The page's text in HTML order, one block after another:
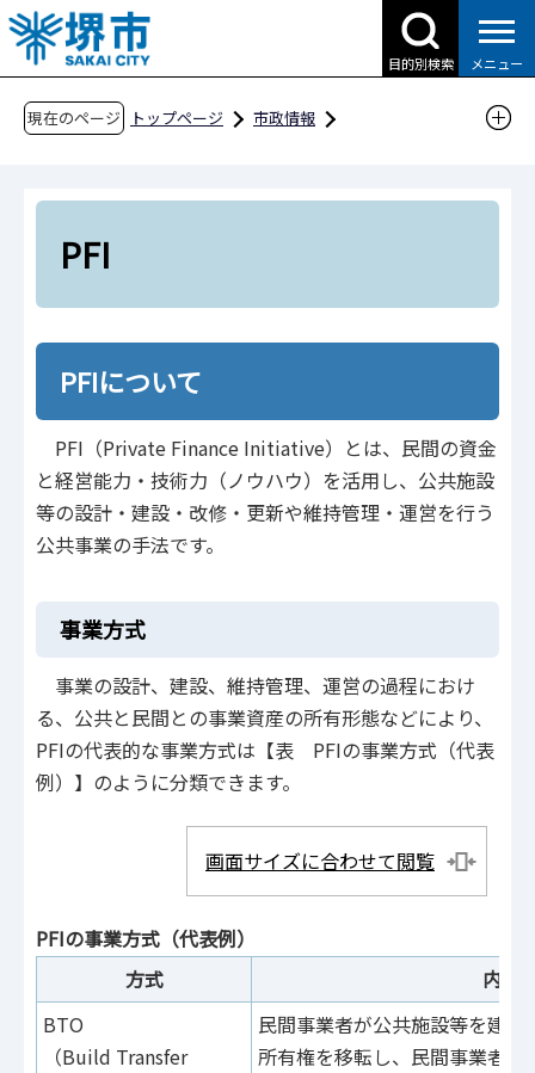
こ
の
ペ
目的別検索 メニュー
現在のページ トップページ
市政情報
さかい・コネクテッド・デスク（公民連携の窓
PFI
PFIについて
PFI（Private Finance Initiative）とは、民間の資金
と経営能力・技術力（ノウハウ）を活用し、公共施設
等の設計・建設・改修・更新や維持管理・運営を行う
公共事業の手法です。
事業方式
事業の設計、建設、維持管理、運営の過程におけ
る、公共と民間との事業資産の所有形態などにより、
PFIの代表的な事業方式は【表 PFIの事業方式（代表
例）】のように分類できます。
画面サイズに合わせて閲覧
PFIの事業方式（代表例）
方式
内容
BTO
（Build Transfer
民間事業者が公共施設等を建
所有権を移転し、民間事業者